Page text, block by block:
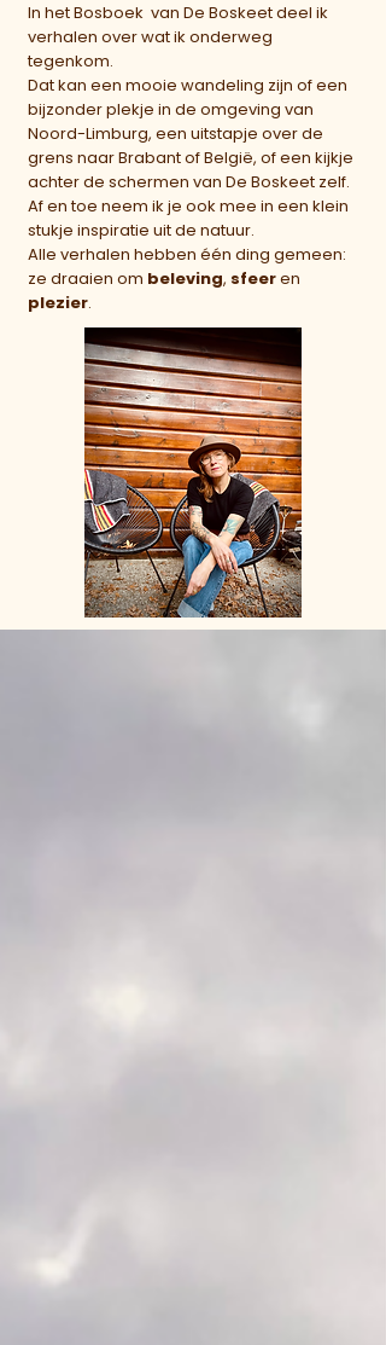
In het Bosboek van De Boskeet deel ik
verhalen over wat ik onderweg
tegenkom.
Dat kan een mooie wandeling zijn of een
bijzonder plekje in de omgeving van
Noord-Limburg, een uitstapje over de
grens naar Brabant of België, of een kijkje
achter de schermen van De Boskeet zelf.
Af en toe neem ik je ook mee in een klein
stukje inspiratie uit de natuur.
Alle verhalen hebben één ding gemeen:
ze draaien om beleving, sfeeren
plezier.